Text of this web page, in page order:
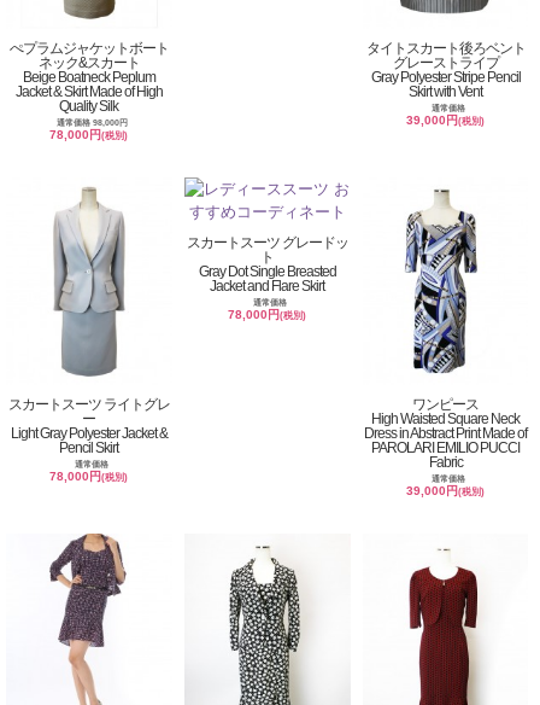
ぺプラムジャケットボート
ネック&スカート
Beige Boatneck Peplum
Jacket & Skirt Made of High
Quality Silk
通常価格 98,000円
78,000円(税別)
タイトスカート後ろベント
グレーストライプ
Gray Polyester Stripe Pencil
Skirt with Vent
通常価格
39,000円(税別)
スカートスーツ ライトグレ
ー
Light Gray Polyester Jacket &
Pencil Skirt
通常価格
78,000円(税別)
スカートスーツ グレードッ
ト
Gray Dot Single Breasted
Jacket and Flare Skirt
通常価格
78,000円(税別)
ワンピース
High Waisted Square Neck
Dress in Abstract Print Made of
PAROLARI EMILIO PUCCI
Fabric
通常価格
39,000円(税別)